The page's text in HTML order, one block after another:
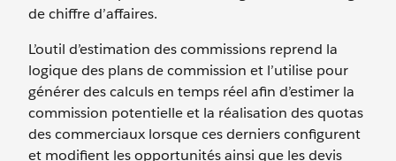
de chiffre d’affaires.
L’outil d’estimation des commissions reprend la
logique des plans de commission et l’utilise pour
générer des calculs en temps réel afin d’estimer la
commission potentielle et la réalisation des quotas
des commerciaux lorsque ces derniers configurent
et modifient les opportunités ainsi que les devis